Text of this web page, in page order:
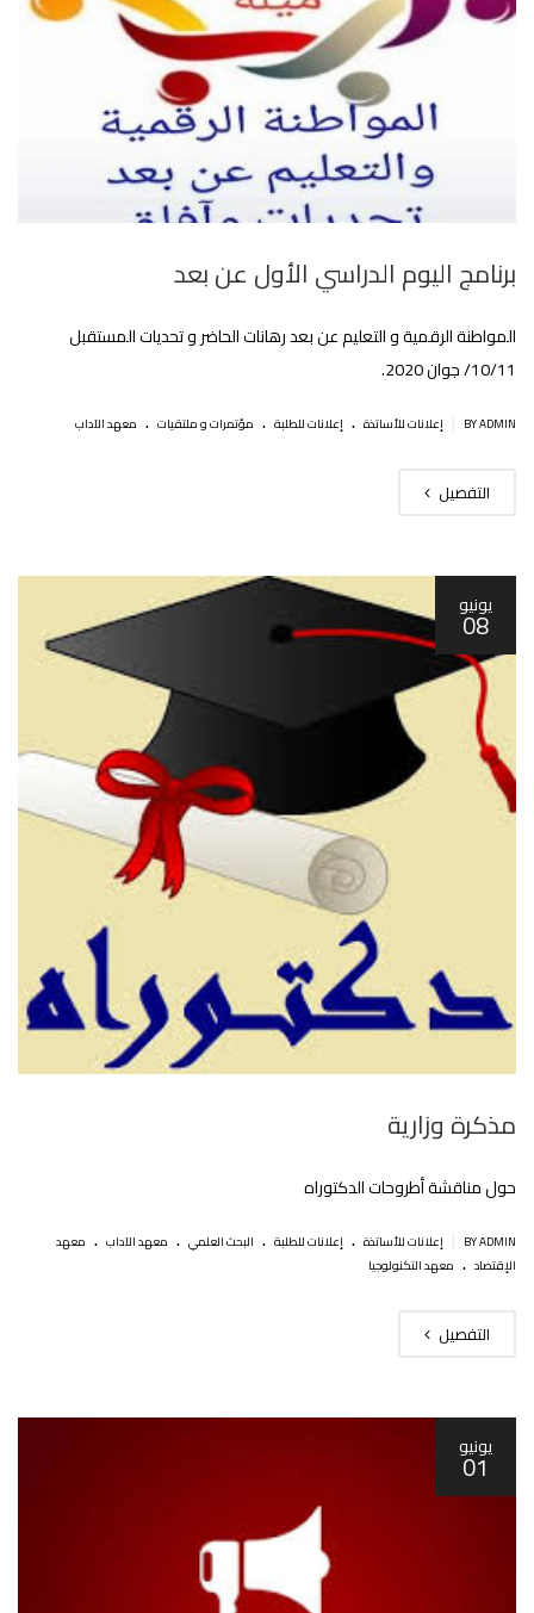
برنامج اليوم الدراسي الأول عن بعد
المواطنة الرقمية و التعليم عن بعد رهانات الحاضر و تحديات المستقبل
10/11/ جوان 2020.
BY ADMIN إعلانات للأساتذة . إعلانات للطلبة . مؤتمرات و ملتقيات . معهد الآداب
التفصيل
يونيو
08
مذكرة وزارية
حول مناقشة أطروحات الدكتوراه
BY ADMIN إعلانات للأساتذة . إعلانات للطلبة . البحث العلمي . معهد الآداب . معهد
الإقتصاد . معهد التكنولوجيا
التفصيل
يونيو
01